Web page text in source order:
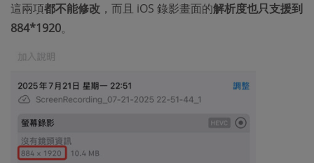
這兩項都不能修改 ，而且 iOS 錄影畫面的解析度也只支援到
884*1920。